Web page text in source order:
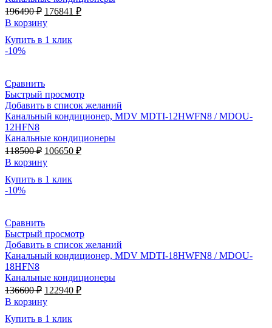
196490₽ Первоначальная
цена
составляла
196490 ₽.
176841 ₽Текущая
В корзину
Купить в 1 клик
-10%
Сравнить
Быстрый просмотр
Добавить в список желаний
Канальный кондиционер, MDV MDTI-12HWFN8 / MDOU-
12HFN8
Канальные кондиционеры
118500₽ Первоначальная
цена
составляла
118500 ₽.
106650 ₽Текущая
В корзину
Купить в 1 клик
-10%
Сравнить
Быстрый просмотр
Добавить в список желаний
Канальный кондиционер, MDV MDTI-18HWFN8 / MDOU-
18HFN8
Канальные кондиционеры
136600₽ Первоначальная
цена
составляла
136600 ₽.
122940 ₽Текущая
В корзину
Купить в 1 клик